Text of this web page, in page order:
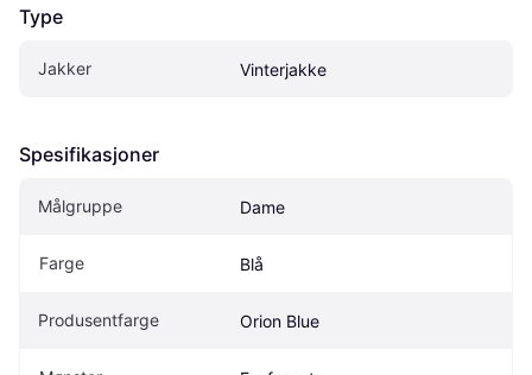
Type
Jakker Vinterjakke
Spesifikasjoner
Målgruppe Dame
Farge Blå
Produsentfarge Orion Blue